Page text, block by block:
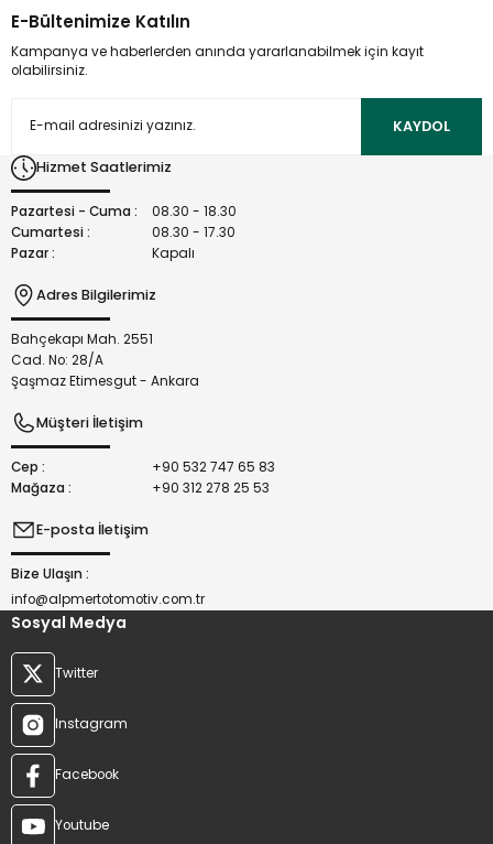
kullanarak tarafımıza iletebilirsiniz.
Görüş ve önerileriniz için teşekkür ederiz.
Ürün açıklamasında eksik bilgiler bulunuyor.
Bu ürüne benzer farklı alternatifler olmalı.
E-Bültenimize Katılın
Kampanya ve haberlerden anında yararlanabilmek için kayıt
olabilirsiniz.
KAYDOL
Hizmet Saatlerimiz
Pazartesi - Cuma :
08.30 - 18.30
Cumartesi :
08.30 - 17.30
Pazar :
Kapalı
Adres Bilgilerimiz
Bahçekapı Mah. 2551
Cad. No: 28/A
Şaşmaz Etimesgut - Ankara
Müşteri İletişim
Cep :
+90 532 747 65 83
Mağaza :
+90 312 278 25 53
E-posta İletişim
Bize Ulaşın :
info@alpmertotomotiv.com.tr
Sosyal Medya
Twitter
Instagram
Facebook
Youtube